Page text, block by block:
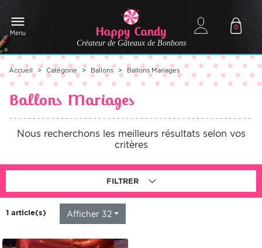
Menu
Créateur de Gâteaux de Bonbons
0
Accueil Catégorie Ballons Ballons Mariages
Ballons Mariages
Nous recherchons les meilleurs résultats selon vos
critères
FILTRER
1 article(s) Afficher 32